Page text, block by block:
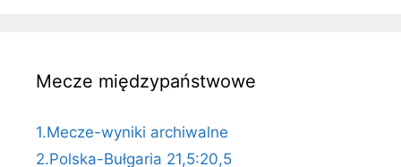
Mecze międzypaństwowe
1.Mecze-wyniki archiwalne
2.Polska-Bułgaria 21,5:20,5